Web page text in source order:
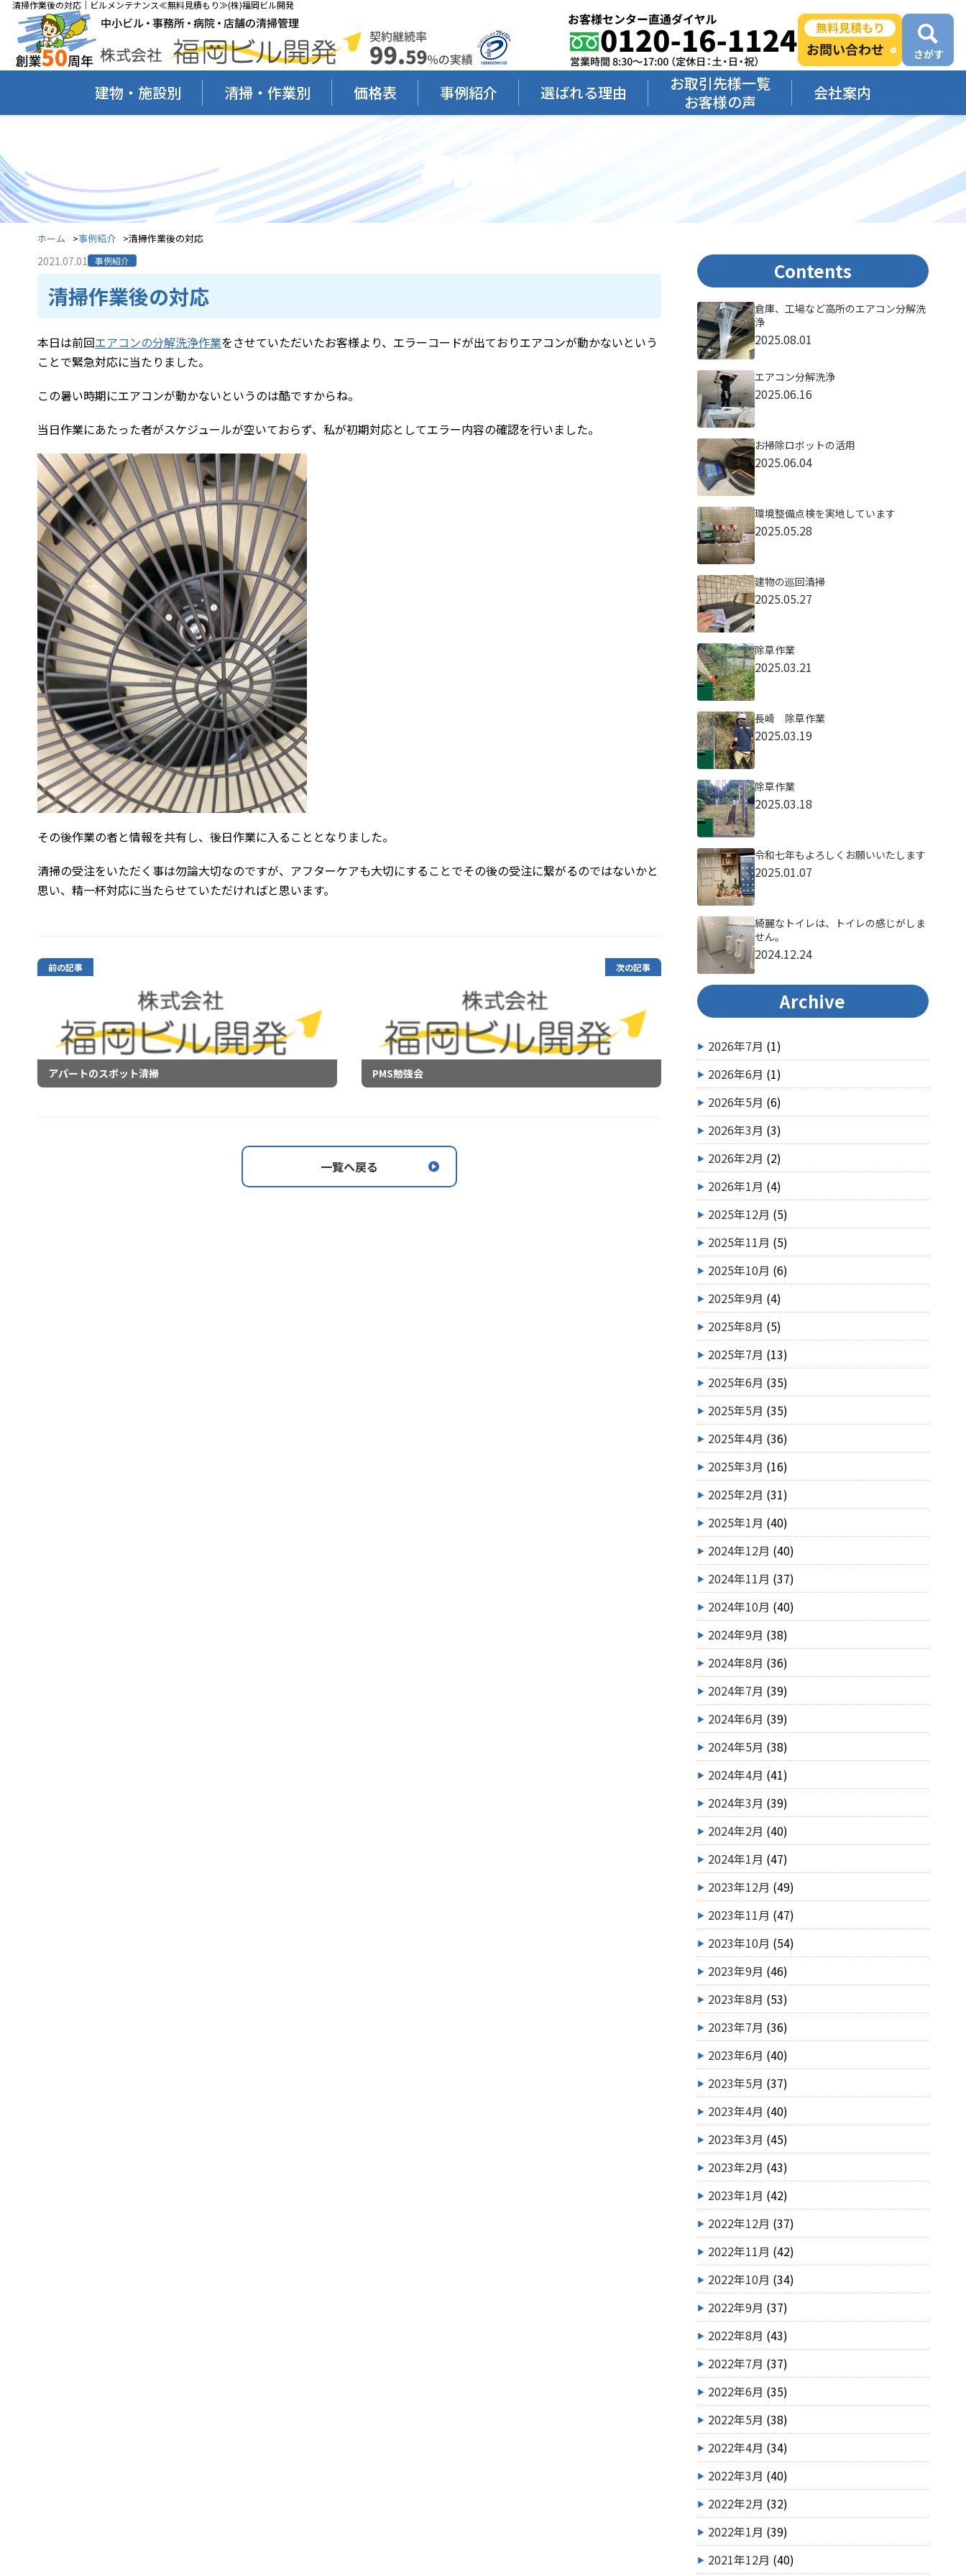
清掃作業後の対応｜ビルメンテナンス≪無料見積もり≫(株)福岡ビル開発
建物・施設別 清掃・作業別 価格表 事例紹介 選ばれる理由
お取引先様一覧
お客様の声
会社案内
事例紹介
ホーム 事例紹介 清掃作業後の対応
2021.07.01 事例紹介
清掃作業後の対応
本日は前回エアコンの分解洗浄作業をさせていただいたお客様より、エラーコードが出ておりエアコンが動かないという
ことで緊急対応に当たりました。
この暑い時期にエアコンが動かないというのは酷ですからね。
当日作業にあたった者がスケジュールが空いておらず、私が初期対応としてエラー内容の確認を行いました。
その後作業の者と情報を共有し、後日作業に入ることとなりました。
清掃の受注をいただく事は勿論大切なのですが、アフターケアも大切にすることでその後の受注に繋がるのではないかと
思い、精一杯対応に当たらせていただければと思います。
前の記事
アパートのスポット清掃
次の記事
PMS勉強会
一覧へ戻る
Contents
倉庫、工場など高所のエアコン分解洗
浄
2025.08.01
エアコン分解洗浄
2025.06.16
お掃除ロボットの活用
2025.06.04
環境整備点検を実地しています
2025.05.28
建物の巡回清掃
2025.05.27
除草作業
2025.03.21
長崎 除草作業
2025.03.19
除草作業
2025.03.18
令和七年もよろしくお願いいたします
2025.01.07
綺麗なトイレは、トイレの感じがしま
せん。
2024.12.24
Archive
2026年7月 (1)
2026年6月 (1)
2026年5月 (6)
2026年3月 (3)
2026年2月 (2)
2026年1月 (4)
2025年12月 (5)
2025年11月 (5)
2025年10月 (6)
2025年9月 (4)
2025年8月 (5)
2025年7月 (13)
2025年6月 (35)
2025年5月 (35)
2025年4月 (36)
2025年3月 (16)
2025年2月 (31)
2025年1月 (40)
2024年12月 (40)
2024年11月 (37)
2024年10月 (40)
2024年9月 (38)
2024年8月 (36)
2024年7月 (39)
2024年6月 (39)
2024年5月 (38)
2024年4月 (41)
2024年3月 (39)
2024年2月 (40)
2024年1月 (47)
2023年12月 (49)
2023年11月 (47)
2023年10月 (54)
2023年9月 (46)
2023年8月 (53)
2023年7月 (36)
2023年6月 (40)
2023年5月 (37)
2023年4月 (40)
2023年3月 (45)
2023年2月 (43)
2023年1月 (42)
2022年12月 (37)
2022年11月 (42)
2022年10月 (34)
2022年9月 (37)
2022年8月 (43)
2022年7月 (37)
2022年6月 (35)
2022年5月 (38)
2022年4月 (34)
2022年3月 (40)
2022年2月 (32)
2022年1月 (39)
2021年12月 (40)